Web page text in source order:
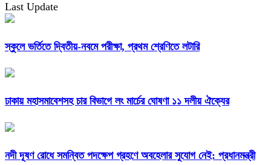
Last Update
স্কুলে ভর্তিতে দ্বিতীয়-নবমে পরীক্ষা, প্রথম শ্রেণিতে লটারি
ঢাকায় মহাসমাবেশসহ চার বিভাগে লং মার্চের ঘোষণা ১১ দলীয় ঐক্যের
নদী দূষণ রোধে সমন্বিত পদক্ষেপ গ্রহণে অবহেলার সুযোগ নেই: প্রধানমন্ত্রী